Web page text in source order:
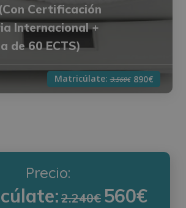
Certificación
Internacional +
de 60 ECTS)
Matricúlate:3.560€ 890€
Precio:
2.240€ 560€